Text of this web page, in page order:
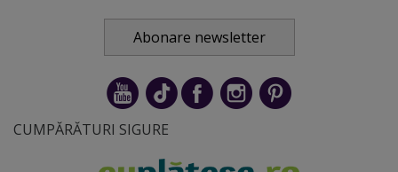
Abonare newsletter
CUMPĂRĂTURI SIGURE